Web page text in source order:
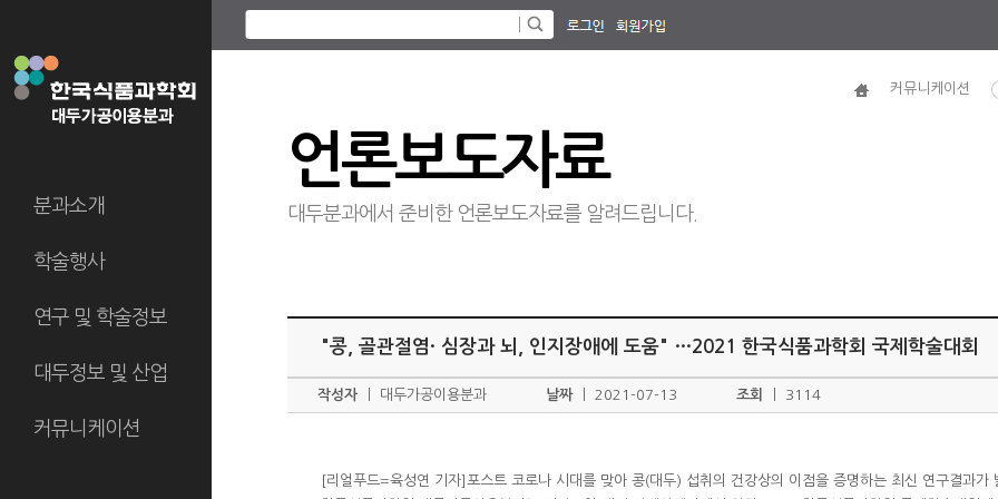
분과소개
학술행사
연구 및 학술정보
대두정보 및 산업
커뮤니케이션
커뮤니케이션
언론보도자료
대두분과에서 준비한 언론보도자료를 알려드립니다.
"콩, 골관절염· 심장과 뇌, 인지장애에 도움" …2021 한국식품과학회 국제학술대회
작성자 대두가공이용분과 날짜ㅣ 2021-07-13 조회 3114
[리얼푸드=육성연 기자]포스트 코로나 시대를 맞아 콩(대두) 섭취의 건강상의 이점을 증명하는 최신 연구결과가